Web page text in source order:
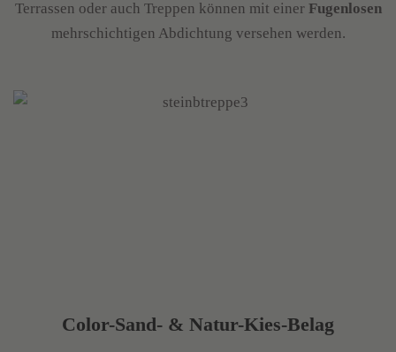
Terrassen oder auch Treppen können mit einer Fugenlosen
mehrschichtigen Abdichtung versehen werden.
Color-Sand- & Natur-Kies-Belag